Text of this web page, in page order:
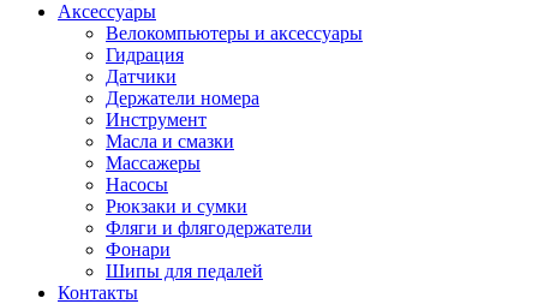
Аксессуары
Велокомпьютеры и аксессуары
Гидрация
Датчики
Держатели номера
Инструмент
Масла и смазки
Массажеры
Насосы
Рюкзаки и сумки
Фляги и флягодержатели
Фонари
Шипы для педалей
Контакты